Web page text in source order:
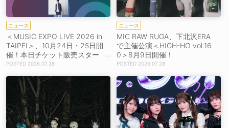
ニュース
＜MUSIC EXPO LIVE 2026 in
TAIPEI＞、10月24日・25日開
催！本日チケット販売スター
ト！
2026.07.28
ニュース
MIC RAW RUGA、下北沢ERA
で主催公演＜HIGH-HO vol.16
0＞8月9日開催！
2026.07.28